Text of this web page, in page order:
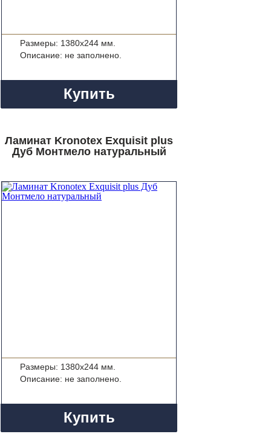
Размеры: 1380x244 мм.
Описание: не заполнено.
Купить
Ламинат Kronotex Exquisit plus
Дуб Монтмело натуральный
Размеры: 1380x244 мм.
Описание: не заполнено.
Купить